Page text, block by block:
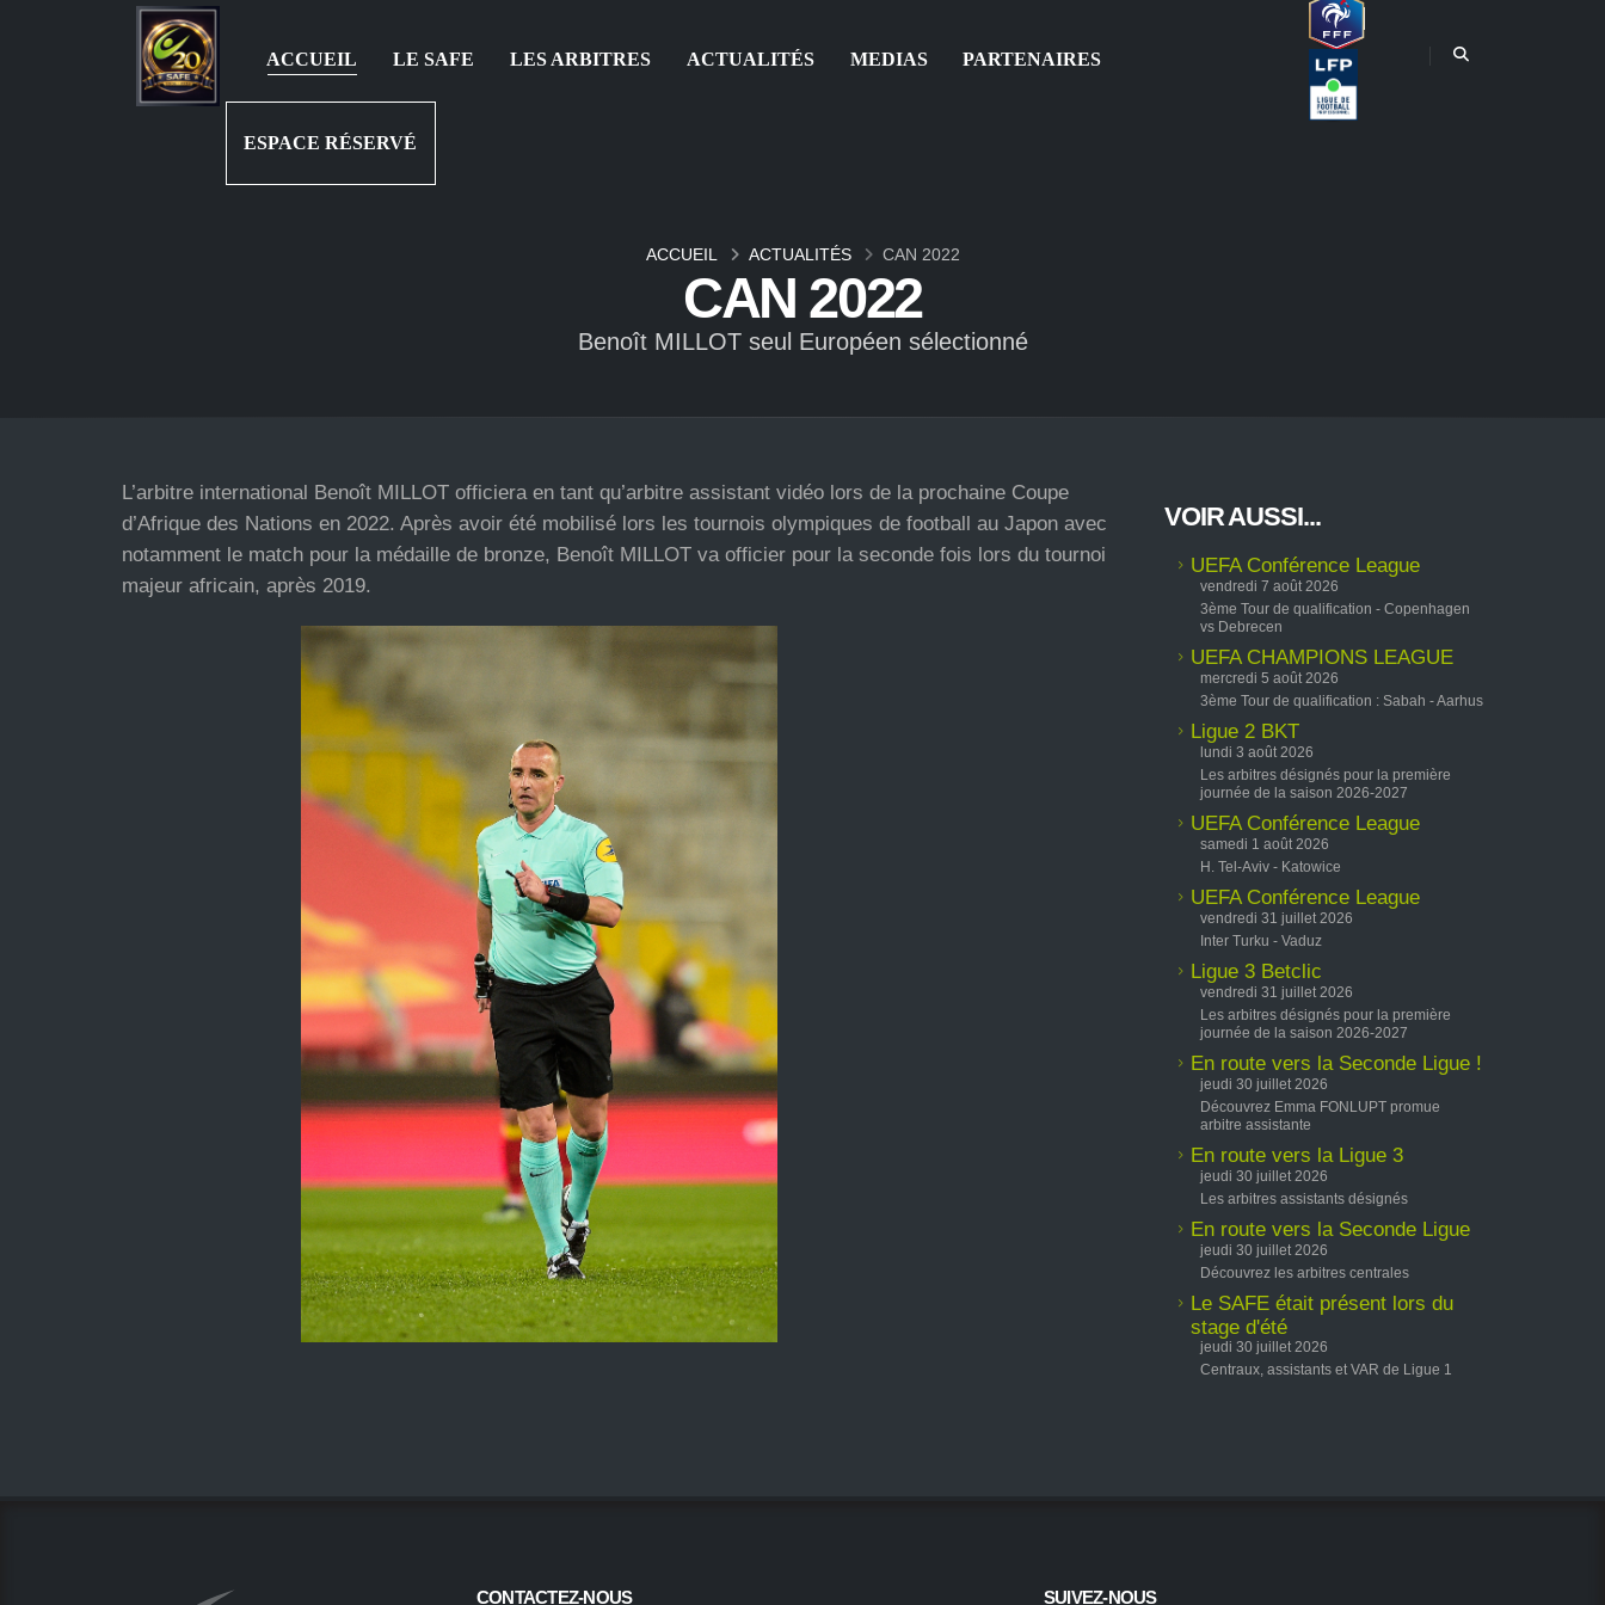
ACCUEIL LE SAFE LES ARBITRES ACTUALITÉS MEDIAS PARTENAIRES
ESPACE RÉSERVÉ
CAN 2022
Benoît MILLOT seul Européen sélectionné
ACCUEIL ACTUALITÉS CAN 2022
L’arbitre international Benoît MILLOT officiera en tant qu’arbitre assistant vidéo lors de la prochaine Coupe
d’Afrique des Nations en 2022. Après avoir été mobilisé lors les tournois olympiques de football au Japon avec
notamment le match pour la médaille de bronze, Benoît MILLOT va officier pour la seconde fois lors du tournoi
majeur africain, après 2019.
VOIR AUSSI...
UEFA Conférence League
vendredi 7 août 2026
3ème Tour de qualification - Copenhagen
vs Debrecen
UEFA CHAMPIONS LEAGUE
mercredi 5 août 2026
3ème Tour de qualification : Sabah - Aarhus
Ligue 2 BKT
lundi 3 août 2026
Les arbitres désignés pour la première
journée de la saison 2026-2027
UEFA Conférence League
samedi 1 août 2026
H. Tel-Aviv - Katowice
UEFA Conférence League
vendredi 31 juillet 2026
Inter Turku - Vaduz
Ligue 3 Betclic
vendredi 31 juillet 2026
Les arbitres désignés pour la première
journée de la saison 2026-2027
En route vers la Seconde Ligue !
jeudi 30 juillet 2026
Découvrez Emma FONLUPT promue
arbitre assistante
En route vers la Ligue 3
jeudi 30 juillet 2026
Les arbitres assistants désignés
En route vers la Seconde Ligue
jeudi 30 juillet 2026
Découvrez les arbitres centrales
Le SAFE était présent lors du
stage d'été
jeudi 30 juillet 2026
Centraux, assistants et VAR de Ligue 1
CONTACTEZ-NOUS SUIVEZ-NOUS